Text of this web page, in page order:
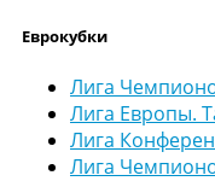
Еврокубки
Лига
Лига Европы.
Лига
Лига